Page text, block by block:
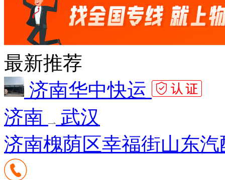
最新推荐
济南华中快运
济南
武汉
济南槐荫区幸福街山东